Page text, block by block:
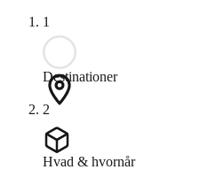
1
Destinationer
2
Hvad & hvornår